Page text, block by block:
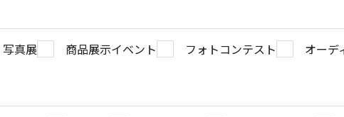
写真展 商品展示イベント フォトコンテスト オーデ